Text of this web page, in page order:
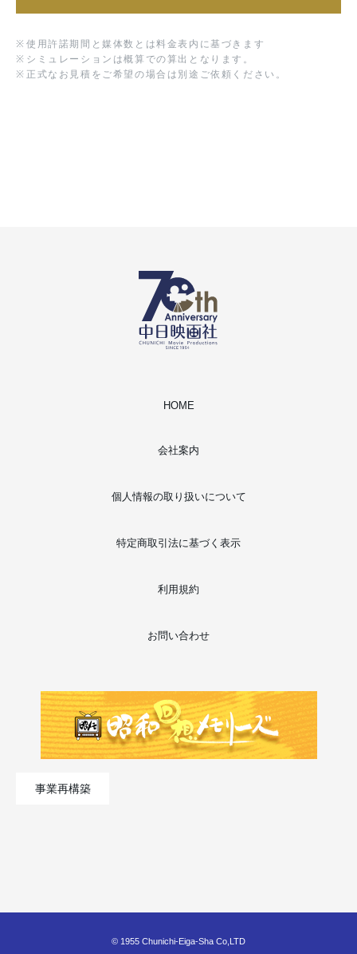
※ 使用許諾期間と媒体数とは料金表内に基づきます
※ シミュレーションは概算での算出となります。
※ 正式なお見積をご希望の場合は別途ご依頼ください。
HOME
会社案内
個人情報の取り扱いについて
特定商取引法に基づく表示
利用規約
お問い合わせ
事業再構築
© 1955 Chunichi-Eiga-Sha Co,LTD